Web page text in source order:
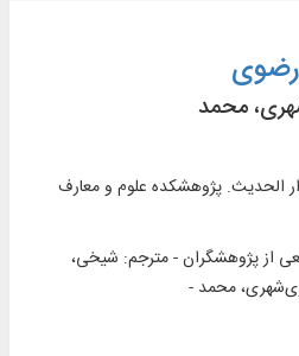
محمد
الحديث. پژوهشکده علوم و معارف
از پژوهشگران - مترجم: شیخی،
محمد -